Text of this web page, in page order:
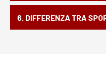
6. DIFFERENZA TRA